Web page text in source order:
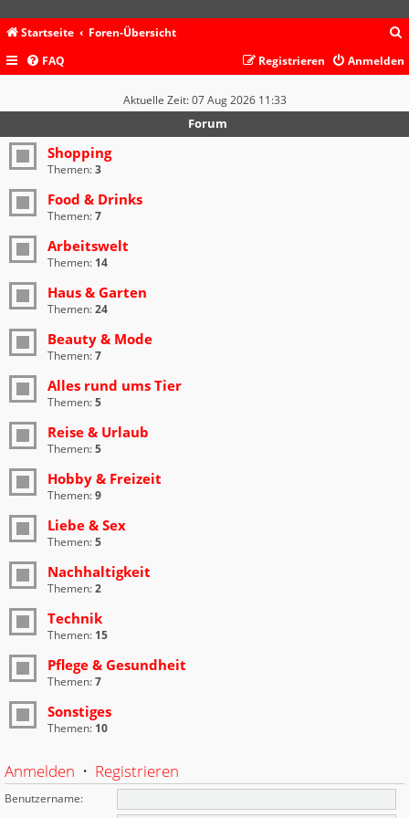
Startseite Foren-Übersicht
c
FAQ Anmelden
Registrieren
Aktuelle Zeit: 07 Aug 2026 11:33
Forum
Shopping
Themen:3
Food & Drinks
Themen:7
Arbeitswelt
Themen: 14
Haus & Garten
Themen:24
Beauty & Mode
Themen:7
Alles rund ums Tier
Themen:5
Reise & Urlaub
Themen:5
Hobby & Freizeit
Themen:9
Liebe & Sex
Themen:5
Nachhaltigkeit
Themen:2
Technik
Themen: 15
Pflege & Gesundheit
Themen:7
Sonstiges
Themen: 10
Anmelden • Registrieren
Benutzername: